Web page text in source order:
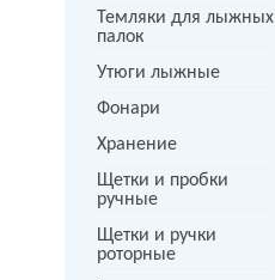
Темляки для лыжных
палок
Утюги лыжные
Фонари
Хранение
Щетки и пробки
ручные
Щетки и ручки
роторные